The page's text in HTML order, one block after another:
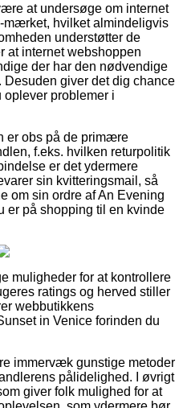
at undersøge om internet
mærket, hvilket almindeligvis
understøtter de
at internet webshoppen
der har den nødvendige
giver det dig chance
problemer i
er obs på de primære
f.eks. hvilken returpolitik
er det ydermere
sin kvitteringsmail, så
om sin ordre af An Evening
er på shopping til en kvinde
muligheder for at kontrollere
ratings og herved stiller
webbutikkens
in Venice forinden du
immervæk gunstige metoder
pålidelighed. I øvrigt
giver folk mulighed for at